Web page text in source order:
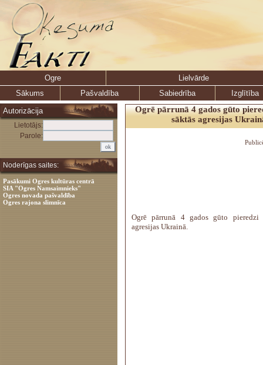
Ogre
Lielvārde
Sākums
Pašvaldība Sabiedrība
Izglītība
Autorizācija
Lietotājs:
Parole:
Noderīgas saites:
Pasākumi Ogres kultūras centrā
SIA "Ogres Namsaimnieks"
Ogres novada pašvaldība
Ogres rajona slimnīca
Ogrē pārrunā 4 gados gūto
sāktās agresijas
Ogrē pārrunā 4 gados gūto pieredzi
agresijas Ukrainā.